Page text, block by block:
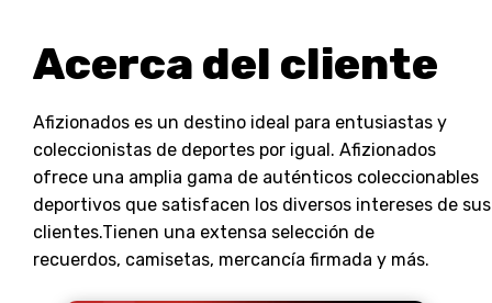
Acerca del cliente
Afizionados es un destino ideal para entusiastas y
coleccionistas de deportes por igual. Afizionados
ofrece una amplia gama de auténticos coleccionables
deportivos que satisfacen los diversos intereses de sus
clientes.Tienen una extensa selección de
recuerdos, camisetas, mercancía firmada y más.